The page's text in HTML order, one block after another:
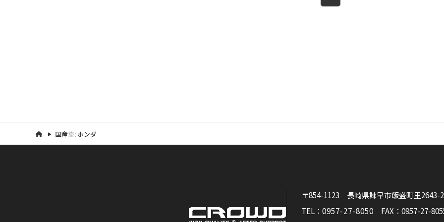
国産車: ホンダ
〒854-1123 長崎県諫早市飯盛町里2643-2
TEL： 0957-27-8050 FAX：0957-27-